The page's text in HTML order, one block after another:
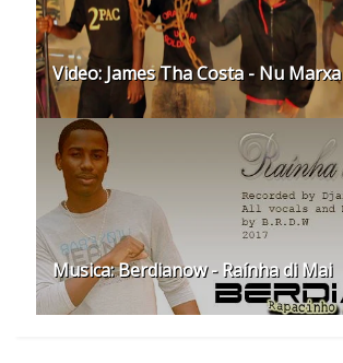
Video: James Tha Costa - Nu Marxa
Musica: Berdianow - Raínha di Mai